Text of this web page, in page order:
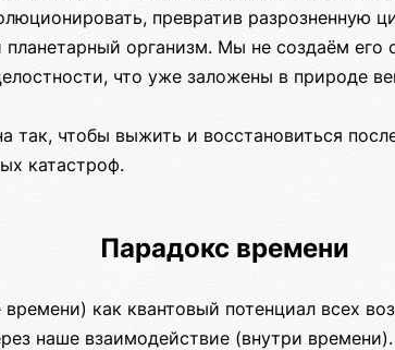
превратив разрозненную
организм. Мы не создаём
что уже заложены в природе
так, чтобы выжить и восстановиться
катастроф.
Парадокс времени
как квантовый потенциал всех
наше взаимодействие (внутри времени).